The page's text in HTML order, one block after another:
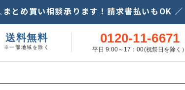
とめ買い相談承ります！請求書払いもOK ／
送料無料
※一部地域を除く
0120-11-6671
平日 9:00～17：00(祝祭日を除く）